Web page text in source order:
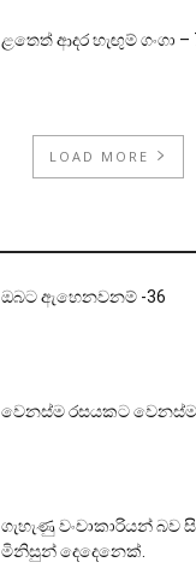
ළතෙත් ආදර හැඟුම් ගංගා –
LOAD MORE
ඔබට ඇහෙනවනම් -36
වෙනස්ම රසයකට
ගැහැණු වංචාකාරියන් බව
මිනිසුන් දෙදෙනෙක්.